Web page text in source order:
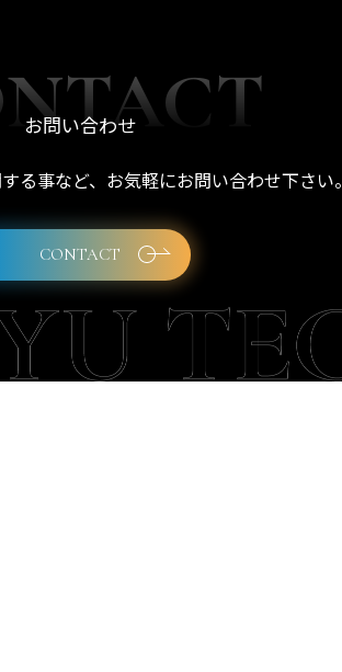
お問い合わせ
る事など、お気軽にお問い合わせ下さい。
CONTACT